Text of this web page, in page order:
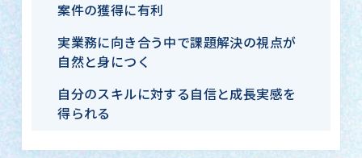
案件の獲得に有利
実業務に向き合う中で課題解決の視点が
自然と身につく
自分のスキルに対する自信と成長実感を
得られる